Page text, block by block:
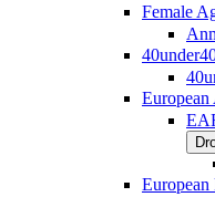
Female
European
European